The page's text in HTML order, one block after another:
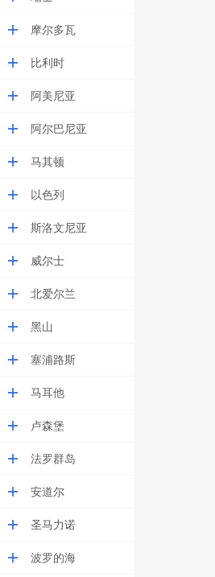
摩尔多瓦
比利时
阿美尼亚
阿尔巴尼亚
马其顿
以色列
斯洛文尼亚
威尔士
北爱尔兰
黑山
塞浦路斯
马耳他
卢森堡
法罗群岛
安道尔
圣马力诺
波罗的海